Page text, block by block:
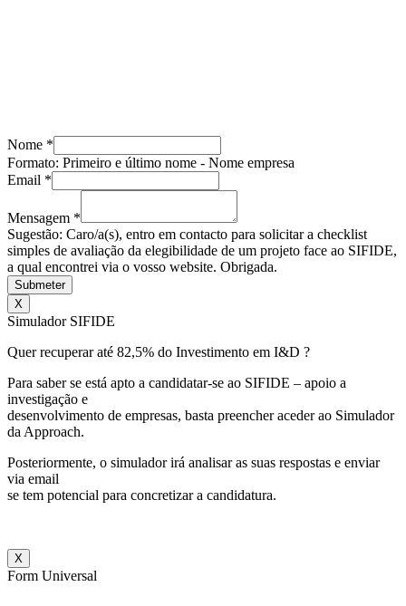
Nome *
Formato: Primeiro e último nome - Nome empresa
Nome
Mensagem
Email *
Mensagem *
Sugestão: Caro/a(s), entro em contacto para solicitar a checklist
simples de avaliação da elegibilidade de um projeto face ao SIFIDE,
a qual encontrei via o vosso website. Obrigada.
Submeter
X
Simulador SIFIDE
Quer recuperar até 82,5% do Investimento em I&D ?
Para saber se está apto a candidatar-se ao SIFIDE – apoio a
investigação e
desenvolvimento de empresas, basta preencher aceder ao Simulador
da Approach.
Posteriormente, o simulador irá analisar as suas respostas e enviar
via email
se tem potencial para concretizar a candidatura.
X
Form Universal